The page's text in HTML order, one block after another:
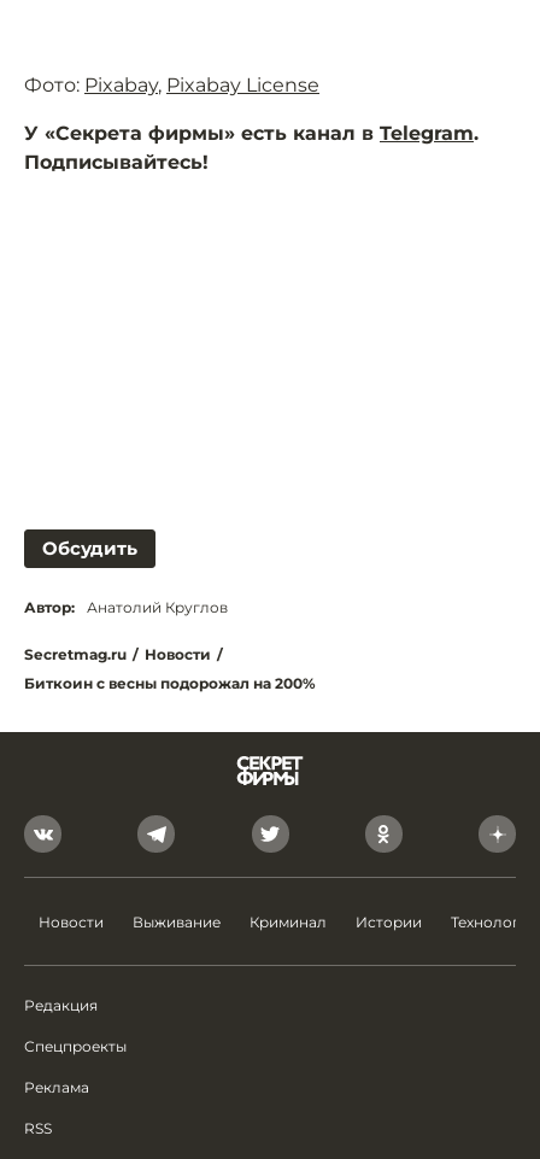
Фото: Pixabay, Pixabay License
У «Секрета фирмы» есть канал в Telegram.
Подписывайтесь!
Обсудить
Автор: Анатолий Круглов
Secretmag.ru / Новости /
Биткоин с весны подорожал на 200%
Новости Выживание Криминал Истории Технологии
Редакция
Спецпроекты
Реклама
RSS